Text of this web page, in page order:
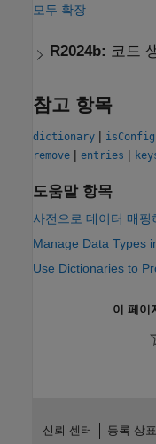
모두 확장
R2024b: 코드
참고 항목
dictionary |
remove | entries |
도움말 항목
사전으로 데이터 매핑
Manage Data Types
Use Dictionaries to
이 페이
신뢰 센터 등록 상표